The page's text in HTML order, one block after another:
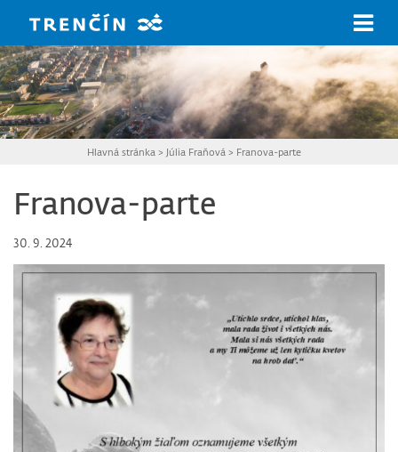
Hlavná stránka > Júlia Fraňová > Franova-parte
Franova-parte
30. 9. 2024